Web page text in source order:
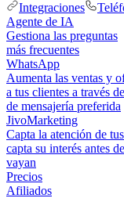
Integraciones
Agente de IA
Gestiona las preguntas
más frecuentes
WhatsApp
Aumenta las ventas y
a tus clientes a través
de mensajería preferida
JivoMarketing
Capta la atención de
capta su interés antes
vayan
Precios
Afiliados